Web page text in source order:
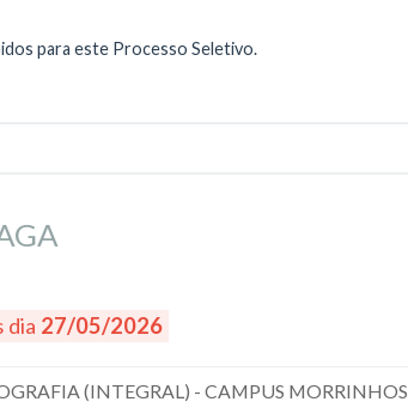
para este Processo Seletivo.
dia 27/05/2026
(INTEGRAL) - CAMPUS MORRINHOS